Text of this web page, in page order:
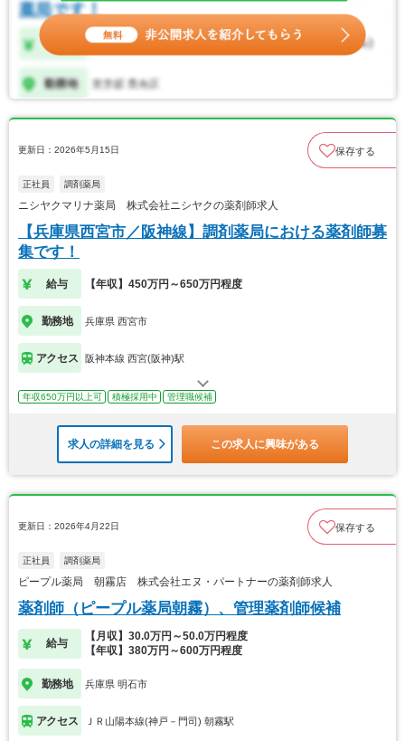
更新日：2026年5月15日 保存する
正社員 調剤薬局
ニシヤクマリナ薬局 株式会社ニシヤクの薬剤師求人
【兵庫県西宮市／阪神線】調剤薬局における薬剤師募
集です！
給与 【年収】450万円～650万円程度
勤務地 兵庫県 西宮市
アクセス 阪神本線 西宮(阪神)駅
年収650万円以上可 積極採用中 管理職候補
求人の詳細を見る この求人に興味がある
更新日：2026年4月22日 保存する
正社員 調剤薬局
ピープル薬局 朝霧店 株式会社エヌ・パートナーの薬剤師求人
薬剤師（ピープル薬局朝霧）、管理薬剤師候補
給与
【月収】30.0万円～50.0万円程度
【年収】380万円～600万円程度
勤務地 兵庫県 明石市
アクセス ＪＲ山陽本線(神戸－門司) 朝霧駅